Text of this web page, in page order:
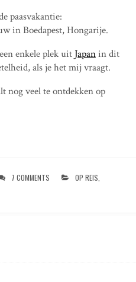
paasvakantie:
in Boedapest, Hongarije.
enkele plek uit Japanin dit
als je het mij vraagt.
nog veel te ontdekken op
7 COMMENTS OP REIS